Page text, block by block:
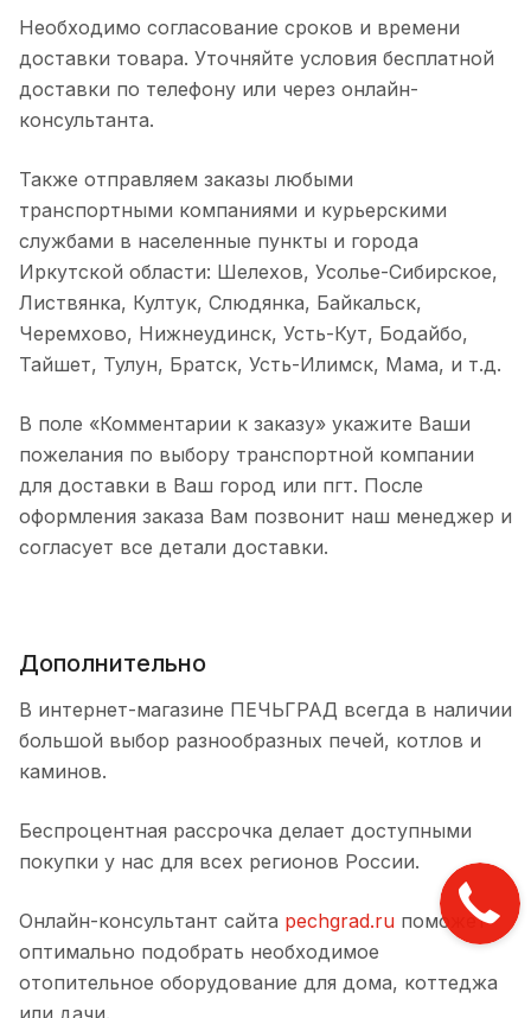
Необходимо согласование сроков и времени
доставки товара. Уточняйте условия бесплатной
доставки по телефону или через онлайн-
консультанта.
Также отправляем заказы любыми
транспортными компаниями и курьерскими
службами в населенные пункты и города
Иркутской области: Шелехов, Усолье-Сибирское,
Листвянка, Култук, Слюдянка, Байкальск,
Черемхово, Нижнеудинск, Усть-Кут, Бодайбо,
Тайшет, Тулун, Братск, Усть-Илимск, Мама, и т.д.
В поле «Комментарии к заказу» укажите Ваши
пожелания по выбору транспортной компании
для доставки в Ваш город или пгт. После
оформления заказа Вам позвонит наш менеджер и
согласует все детали доставки.
Дополнительно
В интернет-магазине ПЕЧЬГРАД всегда в наличии
большой выбор разнообразных печей, котлов и
каминов.
Беспроцентная рассрочка делает доступными
покупки у нас для всех регионов России.
Онлайн-консультант сайта pechgrad.ru поможет
оптимально подобрать необходимое
отопительное оборудование для дома, коттеджа